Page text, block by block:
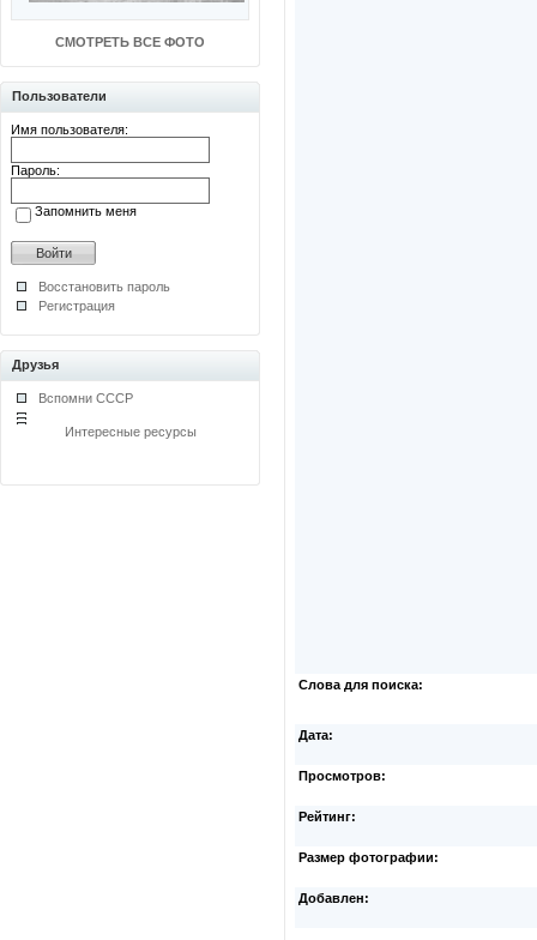
СМОТРЕТЬ ВСЕ ФОТО
Пользователи
Имя пользователя:
Пароль:
Запомнить меня
Восстановить пароль
Регистрация
Друзья
Вспомни СССР
Интересные ресурсы
Слова для поиска:
Дата:
Просмотров:
Рейтинг:
Размер фотографии:
Добавлен: